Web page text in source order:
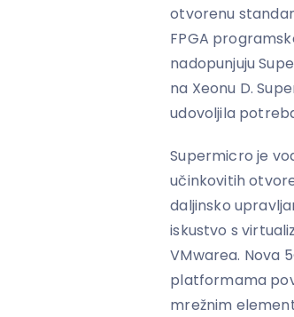
otvorenu
FPGA
nadopunjuju
na Xeonu D.
udovoljila
Supermicro je
učinkovitih
daljinsko
iskustvo s
VMwarea. Nova
platformama
mrežnim